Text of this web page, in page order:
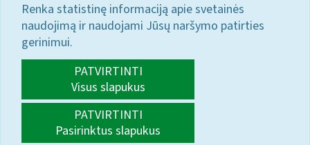
Renka statistinę informaciją apie svetainės
naudojimą ir naudojami Jūsų naršymo patirties
gerinimui.
PATVIRTINTI
Visus slapukus
PATVIRTINTI
Pasirinktus slapukus